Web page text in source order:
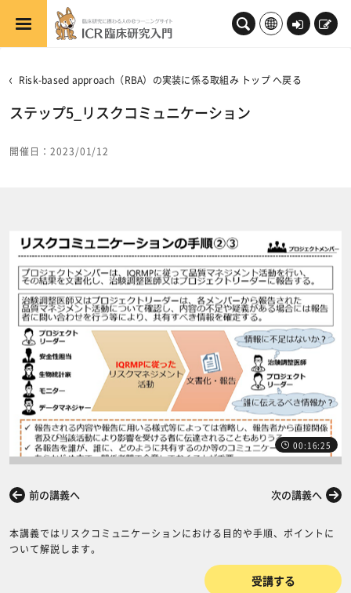
メインコンテンツへスキップする
ロ
ン
新
Risk-based approach（RBA）の実装に係る取組み トップ へ戻る
ステップ5_リスクコミュニケーション
開催日：2023/01/12
00:16:25
前の講義へ 次の講義へ
本講義ではリスクコミュニケーションにおける目的や手順、ポイントに
ついて解説します。
受講する